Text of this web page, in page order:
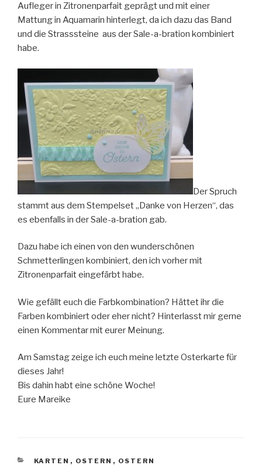
Aufleger in Zitronenparfait geprägt und mit einer
Mattung in Aquamarin hinterlegt, da ich dazu das Band
und die Strasssteine aus der Sale-a-bration kombiniert
habe.
Der Spruch
stammt aus dem Stempelset „Danke von Herzen“, das
es ebenfalls in der Sale-a-bration gab.
Dazu habe ich einen von den wunderschönen
Schmetterlingen kombiniert, den ich vorher mit
Zitronenparfait eingefärbt habe.
Wie gefällt euch die Farbkombination? Hättet ihr die
Farben kombiniert oder eher nicht? Hinterlasst mir gerne
einen Kommentar mit eurer Meinung.
Am Samstag zeige ich euch meine letzte Osterkarte für
dieses Jahr!
Bis dahin habt eine schöne Woche!
Eure Mareike
KATEGORIEN
KARTEN , OSTERN , OSTERN